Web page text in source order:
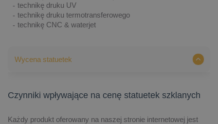
technikę druku UV
technikę druku termotransferowego
technikę CNC & waterjet
Wycena statuetek
Czynniki wpływające na cenę statuetek szklanych
Każdy produkt oferowany na naszej stronie internetowej jest